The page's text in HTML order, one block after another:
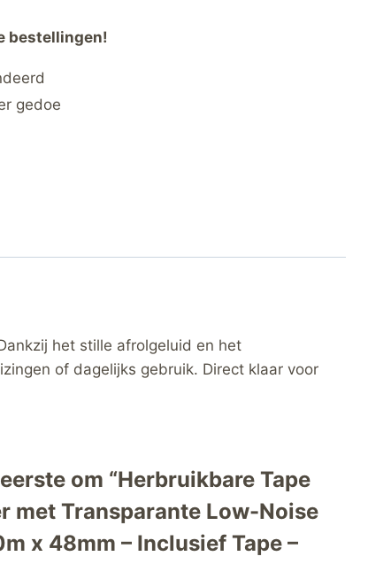
bestellingen!
gedoe
het stille afrolgeluid en het
of dagelijks gebruik. Direct klaar voor
om “Herbruikbare Tape
met Transparante Low-Noise
x 48mm – Inclusief Tape –